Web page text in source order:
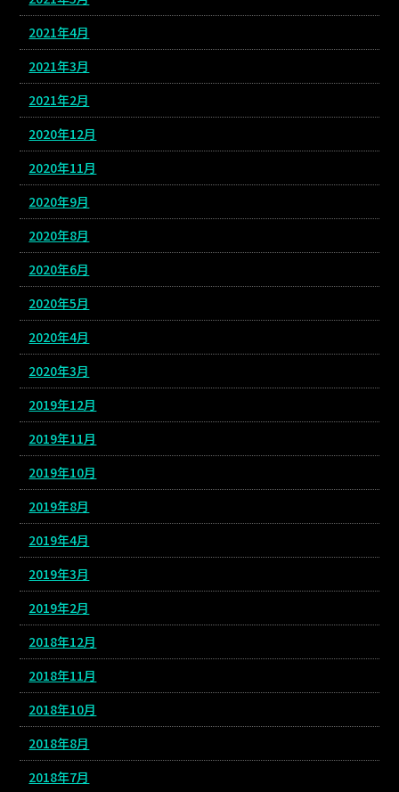
2021年4月
2021年3月
2021年2月
2020年12月
2020年11月
2020年9月
2020年8月
2020年6月
2020年5月
2020年4月
2020年3月
2019年12月
2019年11月
2019年10月
2019年8月
2019年4月
2019年3月
2019年2月
2018年12月
2018年11月
2018年10月
2018年8月
2018年7月